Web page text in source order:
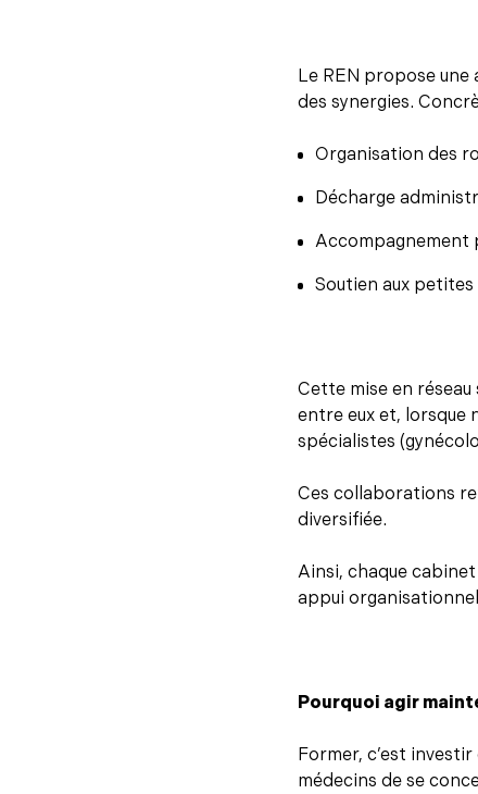
Le REN propose
des synergies.
Organisation des
Décharge
Accompagnement
Soutien aux
Cette mise en
entre eux et, lorsque
spécialistes
Ces collaborations
diversifiée.
Ainsi, chaque
appui
Pourquoi agir
Former, c’est
médecins de se